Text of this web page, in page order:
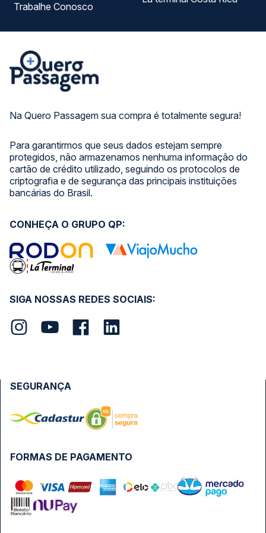
Na Quero Passagem sua compra é totalmente segura!
Para garantirmos que seus dados estejam sempre
protegidos, não armazenamos nenhuma informação do
cartão de crédito utilizado, seguindo os protocolos de
criptografia e de segurança das principais instituições
bancárias do Brasil.
Trabalhe Conosco
SIGA NOSSAS REDES SOCIAIS:
CONHEÇA O GRUPO QP:
FORMAS DE PAGAMENTO
SEGURANÇA